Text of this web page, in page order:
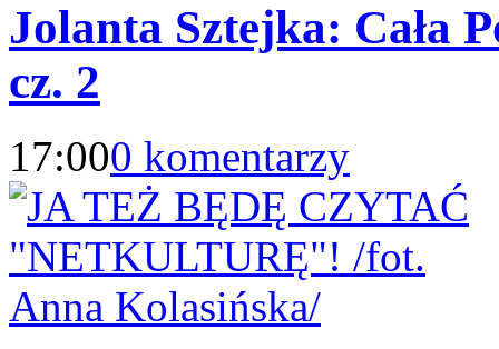
Jolanta Sztejka: Cała
cz. 2
17:000 komentarzy